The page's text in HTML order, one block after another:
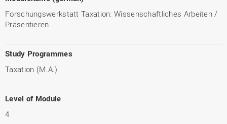
Forschungswerkstatt Taxation: Wissenschaftliches Arbeiten /
Präsentieren
Study Programmes
Taxation (M.A.)
Level of Module
4